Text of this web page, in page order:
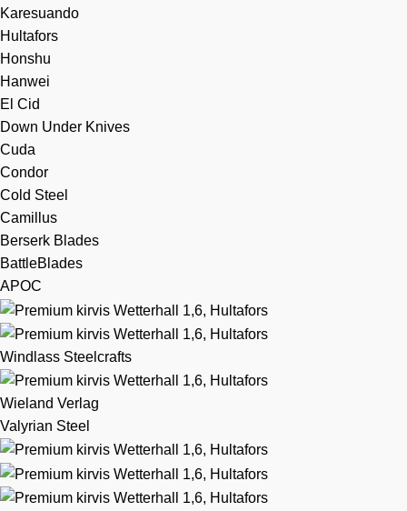
Karesuando
Hultafors
Honshu
Hanwei
El Cid
Down Under Knives
Cuda
Condor
Cold Steel
Camillus
Berserk Blades
BattleBlades
APOC
Windlass Steelcrafts
Wieland Verlag
Valyrian Steel